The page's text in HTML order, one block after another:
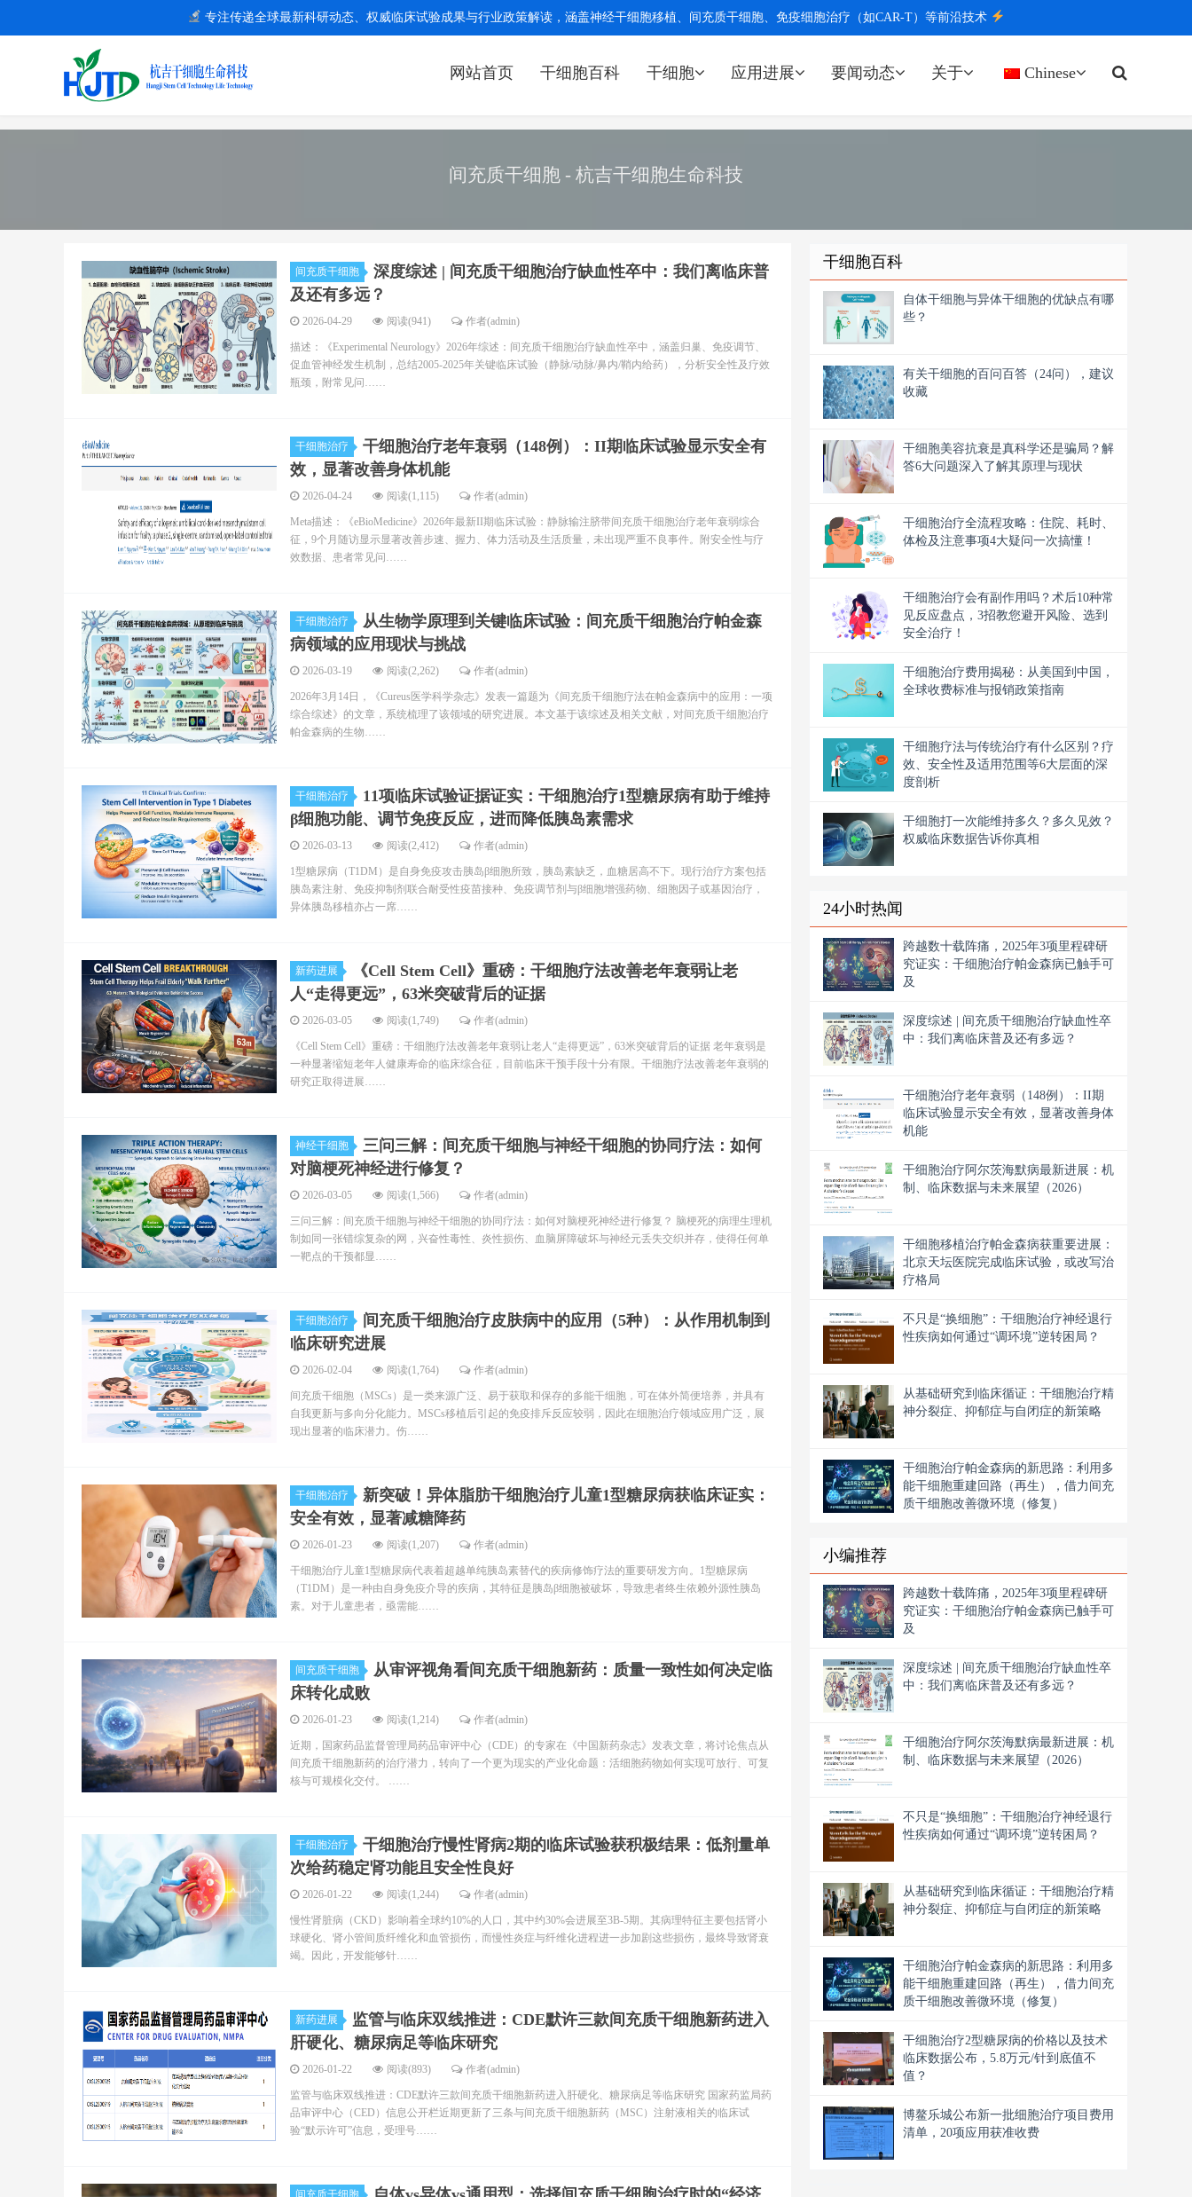
专注传递全球最新科研动态、权威临床试验成果与行业政策解读，涵盖神经干细胞移植、间充质干细胞、免疫细胞治疗（如CAR-T）等前沿技术
网站首页 干细胞百科 干细胞 应用进展 要闻动态 关于 Chinese
间充质干细胞 - 杭吉干细胞生命科技
间充质干细胞
深度综述 | 间充质干细胞治疗缺血性卒中：我们离临床普
及还有多远？
2026-04-29 阅读(941) 作者(admin)
描述：《Experimental Neurology》2026年综述：间充质干细胞治疗缺血性卒中，涵盖归巢、免疫调节、
促血管神经发生机制，总结2005-2025年关键临床试验（静脉/动脉/鼻内/鞘内给药），分析安全性及疗效
瓶颈，附常见问……
干细胞治疗
干细胞治疗老年衰弱（148例）：II期临床试验显示安全有
效，显著改善身体机能
2026-04-24 阅读(1,115) 作者(admin)
Meta描述：《eBioMedicine》2026年最新II期临床试验：静脉输注脐带间充质干细胞治疗老年衰弱综合
征，9个月随访显示显著改善步速、握力、体力活动及生活质量，未出现严重不良事件。附安全性与疗
效数据、患者常见问……
干细胞治疗
从生物学原理到关键临床试验：间充质干细胞治疗帕金森
病领域的应用现状与挑战
2026-03-19 阅读(2,262) 作者(admin)
2026年3月14日，《Cureus医学科学杂志》发表一篇题为《间充质干细胞疗法在帕金森病中的应用：一项
综合综述》的文章，系统梳理了该领域的研究进展。本文基于该综述及相关文献，对间充质干细胞治疗
帕金森病的生物……
干细胞治疗
11项临床试验证据证实：干细胞治疗1型糖尿病有助于维持
β细胞功能、调节免疫反应，进而降低胰岛素需求
2026-03-13 阅读(2,412) 作者(admin)
1型糖尿病（T1DM）是自身免疫攻击胰岛β细胞所致，胰岛素缺乏，血糖居高不下。现行治疗方案包括
胰岛素注射、免疫抑制剂联合耐受性疫苗接种、免疫调节剂与β细胞增强药物、细胞因子或基因治疗，
异体胰岛移植亦占一席……
新药进展
《Cell Stem Cell》重磅：干细胞疗法改善老年衰弱让老
人“走得更远”，63米突破背后的证据
2026-03-05 阅读(1,749) 作者(admin)
《Cell Stem Cell》重磅：干细胞疗法改善老年衰弱让老人“走得更远”，63米突破背后的证据 老年衰弱是
一种显著缩短老年人健康寿命的临床综合征，目前临床干预手段十分有限。干细胞疗法改善老年衰弱的
研究正取得进展……
神经干细胞
三问三解：间充质干细胞与神经干细胞的协同疗法：如何
对脑梗死神经进行修复？
2026-03-05 阅读(1,566) 作者(admin)
三问三解：间充质干细胞与神经干细胞的协同疗法：如何对脑梗死神经进行修复？ 脑梗死的病理生理机
制如同一张错综复杂的网，兴奋性毒性、炎性损伤、血脑屏障破坏与神经元丢失交织并存，使得任何单
一靶点的干预都显……
干细胞治疗
间充质干细胞治疗皮肤病中的应用（5种）：从作用机制到
临床研究进展
2026-02-04 阅读(1,764) 作者(admin)
间充质干细胞（MSCs）是一类来源广泛、易于获取和保存的多能干细胞，可在体外简便培养，并具有
自我更新与多向分化能力。MSCs移植后引起的免疫排斥反应较弱，因此在细胞治疗领域应用广泛，展
现出显著的临床潜力。伤……
干细胞治疗
新突破！异体脂肪干细胞治疗儿童1型糖尿病获临床证实：
安全有效，显著减糖降药
2026-01-23 阅读(1,207) 作者(admin)
干细胞治疗儿童1型糖尿病代表着超越单纯胰岛素替代的疾病修饰疗法的重要研发方向。1型糖尿病
（T1DM）是一种由自身免疫介导的疾病，其特征是胰岛β细胞被破坏，导致患者终生依赖外源性胰岛
素。对于儿童患者，亟需能……
间充质干细胞
从审评视角看间充质干细胞新药：质量一致性如何决定临
床转化成败
2026-01-23 阅读(1,214) 作者(admin)
近期，国家药品监督管理局药品审评中心（CDE）的专家在《中国新药杂志》发表文章，将讨论焦点从
间充质干细胞新药的治疗潜力，转向了一个更为现实的产业化命题：活细胞药物如何实现可放行、可复
核与可规模化交付。 ……
干细胞治疗
干细胞治疗慢性肾病2期的临床试验获积极结果：低剂量单
次给药稳定肾功能且安全性良好
2026-01-22 阅读(1,244) 作者(admin)
慢性肾脏病（CKD）影响着全球约10%的人口，其中约30%会进展至3B‑5期。其病理特征主要包括肾小
球硬化、肾小管间质纤维化和血管损伤，而慢性炎症与纤维化进程进一步加剧这些损伤，最终导致肾衰
竭。因此，开发能够针……
新药进展
监管与临床双线推进：CDE默许三款间充质干细胞新药进入
肝硬化、糖尿病足等临床研究
2026-01-22 阅读(893) 作者(admin)
监管与临床双线推进：CDE默许三款间充质干细胞新药进入肝硬化、糖尿病足等临床研究 国家药监局药
品审评中心（CED）信息公开栏近期更新了三条与间充质干细胞新药（MSC）注射液相关的临床试
验“默示许可”信息，受理号……
间充质干细胞
干细胞百科
自体干细胞与异体干细胞的优缺点有哪
些？
有关干细胞的百问百答（24问），建议
收藏
干细胞美容抗衰是真科学还是骗局？解
答6大问题深入了解其原理与现状
干细胞治疗全流程攻略：住院、耗时、
体检及注意事项4大疑问一次搞懂！
干细胞治疗会有副作用吗？术后10种常
见反应盘点，3招教您避开风险、选到
安全治疗！
干细胞治疗费用揭秘：从美国到中国，
全球收费标准与报销政策指南
干细胞疗法与传统治疗有什么区别？疗
效、安全性及适用范围等6大层面的深
度剖析
干细胞打一次能维持多久？多久见效？
权威临床数据告诉你真相
24小时热闻
跨越数十载阵痛，2025年3项里程碑研
究证实：干细胞治疗帕金森病已触手可
及
深度综述 | 间充质干细胞治疗缺血性卒
中：我们离临床普及还有多远？
干细胞治疗老年衰弱（148例）：II期
临床试验显示安全有效，显著改善身体
机能
干细胞治疗阿尔茨海默病最新进展：机
制、临床数据与未来展望（2026）
干细胞移植治疗帕金森病获重要进展：
北京天坛医院完成临床试验，或改写治
疗格局
不只是“换细胞”：干细胞治疗神经退行
性疾病如何通过“调环境”逆转困局？
从基础研究到临床循证：干细胞治疗精
神分裂症、抑郁症与自闭症的新策略
干细胞治疗帕金森病的新思路：利用多
能干细胞重建回路（再生），借力间充
质干细胞改善微环境（修复）
小编推荐
跨越数十载阵痛，2025年3项里程碑研
究证实：干细胞治疗帕金森病已触手可
及
深度综述 | 间充质干细胞治疗缺血性卒
中：我们离临床普及还有多远？
干细胞治疗阿尔茨海默病最新进展：机
制、临床数据与未来展望（2026）
不只是“换细胞”：干细胞治疗神经退行
性疾病如何通过“调环境”逆转困局？
从基础研究到临床循证：干细胞治疗精
神分裂症、抑郁症与自闭症的新策略
干细胞治疗帕金森病的新思路：利用多
能干细胞重建回路（再生），借力间充
质干细胞改善微环境（修复）
干细胞治疗2型糖尿病的价格以及技术
临床数据公布，5.8万元/针到底值不
值？
博鳌乐城公布新一批细胞治疗项目费用
清单，20项应用获准收费